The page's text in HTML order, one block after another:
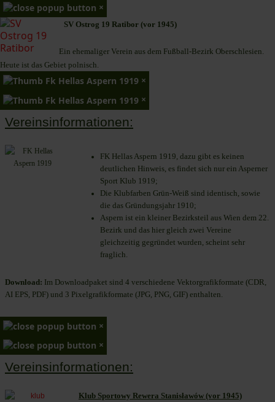
×
SV Ostrog 19 Ratibor (vor 1945)
Ein ehemaliger Verein aus dem Fußball-Bezirk Oberschlesien.
Heute ist das Gebiet polnisch.
×
×
Vereinsinformationen:
FK Hellas Aspern 1919, dazu gibt es keinen
deutlichen Hinweis, es findet sich nur ein Asperner
Sport Klub 1919;
Die Klubfarben Grün-Weiß sind identisch, sowie
die das Gründungsjahr 1910;
Aspern ist ein kleiner Bezirksteil aus Wien dem 22.
Bezirk und das hier gleich zwei Vereine
gleichzeitig gegründet wurden, scheint sehr
fraglich.
Download: Im Downloadpaket sind 4 verschiedene Vektorgrafikformate (CDR,
AI EPS, PDF) und 3 Pixelgrafikformate (JPG, PNG, GIF) enthalten.
×
×
Vereinsinformationen:
Klub Sportowy Rewera Stanisławów (vor 1945)